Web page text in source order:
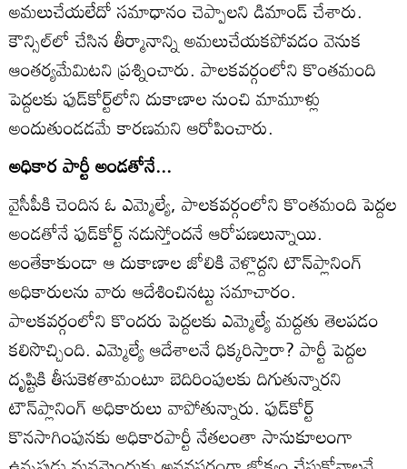
అమలుచేయలేదో సమాధానం చెప్పాలని డిమాండ్‌ చేశారు.
కౌన్సిల్‌లో చేసిన తీర్మానాన్ని అమలుచేయకపోవడం వెనుక
ఆంతర్యమేమిటని ప్రశ్నించారు. పాలకవర్గంలోని కొంతమంది
పెద్దలకు ఫుడ్‌కోర్ట్‌లోని దుకాణాల నుంచి మామూళ్లు
అందుతుండడమే కారణమని ఆరోపించారు.
అధికార పార్టీ అండతోనే...
వైసీపీకి చెందిన ఓ ఎమ్మెల్యే, పాలకవర్గంలోని కొంతమంది పెద్దల
అండతోనే ఫుడ్‌కోర్ట్‌ నడుస్తోందనే ఆరోపణలున్నాయి.
అంతేకాకుండా ఆ దుకాణాల జోలికి వెళ్లొద్దని టౌన్‌ప్లానింగ్‌
అధికారులను వారు ఆదేశించినట్టు సమాచారం.
పాలకవర్గంలోని కొందరు పెద్దలకు ఎమ్మెల్యే మద్దతు తెలపడం
కలిసొచ్చింది. ఎమ్మెల్యే ఆదేశాలనే ధిక్కరిస్తారా? పార్టీ పెద్దల
దృష్టికి తీసుకెళతామంటూ బెదిరింపులకు దిగుతున్నారని
టౌన్‌ప్లానింగ్‌ అధికారులు వాపోతున్నారు. ఫుడ్‌కోర్ట్‌
కొనసాగింపునకు అధికారపార్టీ నేతలంతా సానుకూలంగా